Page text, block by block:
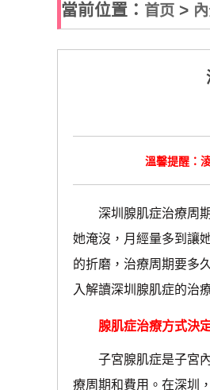
當前位置： 首页 >
溫馨提醒：
深圳腺肌症治療周期
她淹沒，月經量多到讓
的折磨，治療周期要多
入解讀深圳腺肌症的治
腺肌症治療方式決
子宮腺肌症是子宮內
療周期和費用。在深圳